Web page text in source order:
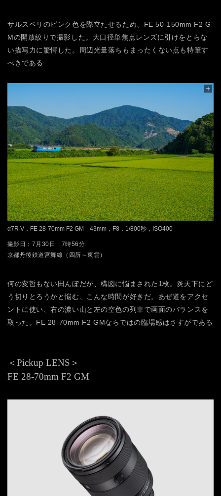
サルスベリのピンク色を際立たせるため、FE 50-150mm F2 G
Mの開放絞りで撮影した。大口径単焦点レンズに引けをとらな
い描写力に驚愕した。周辺光量落ちもまったくない点も特筆す
べきである
α7R V，FE 28-70mm F2 GM 43mm，F8，1/800秒，ISO400
撮影日：7月30日 7時56分
京都丹後鉄道宮舞線（四所～東雲）
何の変哲もない田んぼだが、構図に悩まされた1枚。炎天下にど
う切りとろうかと悩む、こんな時間が好きだ。あぜ道をアクセ
ントに使い、右の濃い山と左の空色の列車で画面のバランスを
取った。FE 28-70mm F2 GMならではの臨場感はさすがである
＜Pickup LENS＞
FE 28-70mm F2 GM